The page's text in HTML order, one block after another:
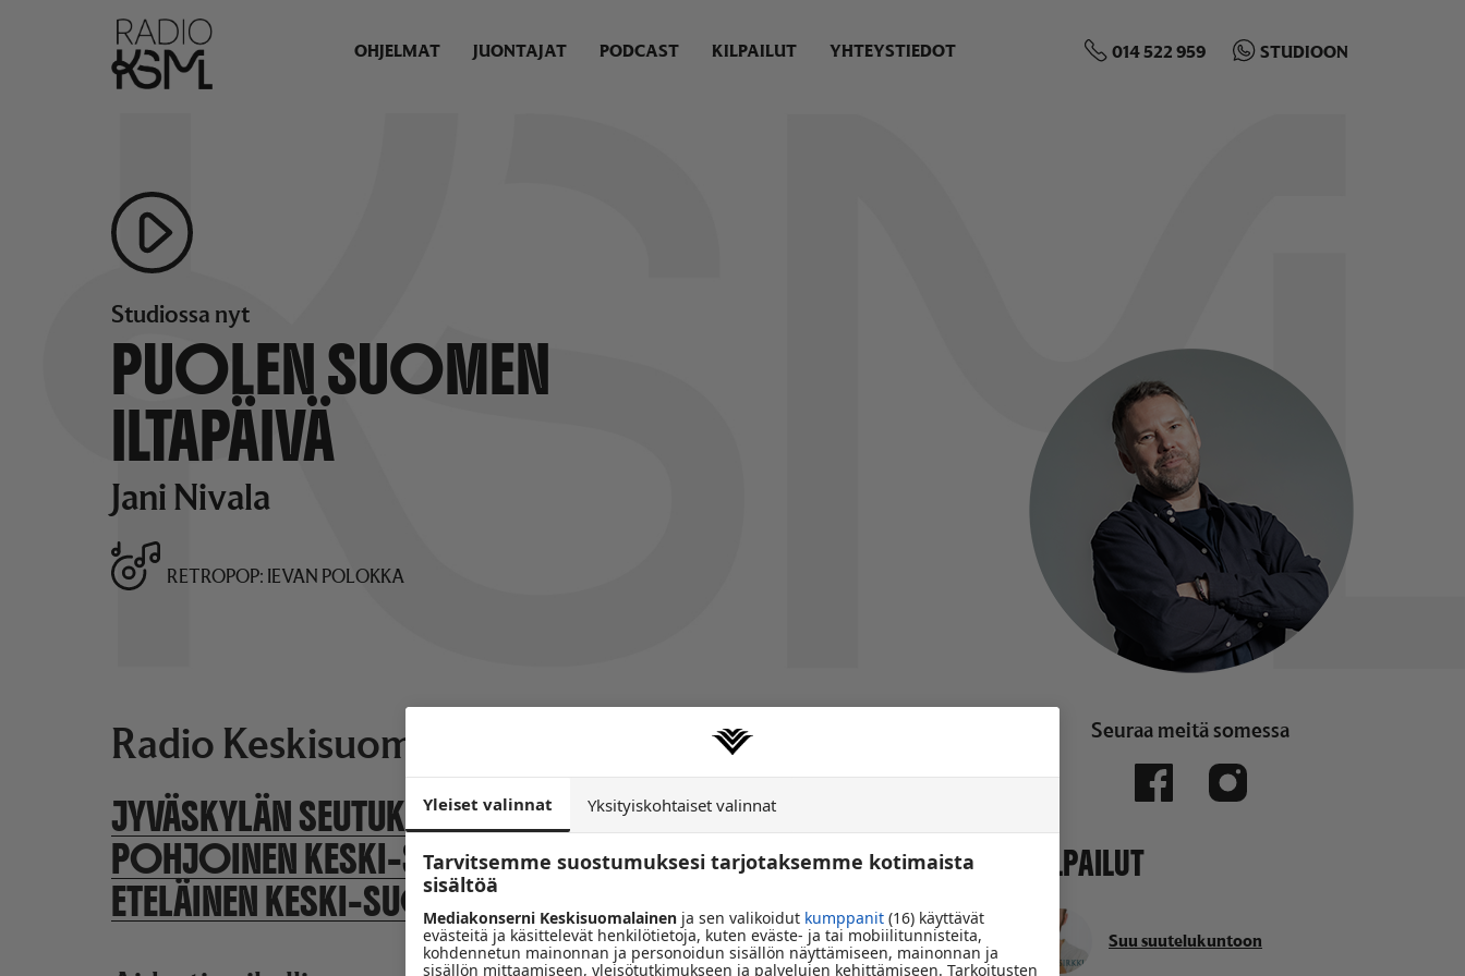
OHJELMAT JUONTAJAT PODCAST KILPAILUT YHTEYSTIEDOT 014 522 959 STUDIOON
Studiossa nyt
PUOLEN SUOMEN
ILTAPÄIVÄ
Jani Nivala
RETROPOP IEVAN POLOKKA
Radio Keskisuomalainen
JYVÄSKYLÄN SEUTUKUNTA95,9MHz
POHJOINEN KESKI-SUOMI95,4MHz
ETELÄINEN KESKI-SUOMI92,8MHz
Seuraa meitä somessa
KILPAILUT
Suu suutelukuntoon
Yleiset valinnat Yksityiskohtaiset valinnat
Tarvitsemme suostumuksesi tarjotaksemme kotimaista
sisältöä
Mediakonserni Keskisuomalainen ja sen valikoidut kumppanit (16) käyttävät
evästeitä ja käsittelevät henkilötietoja, kuten eväste- ja tai mobiilitunnisteita,
kohdennetun mainonnan ja personoidun sisällön näyttämiseen, mainonnan ja
sisällön mittaamiseen, yleisötutkimukseen ja palvelujen kehittämiseen. Tarkoitusten